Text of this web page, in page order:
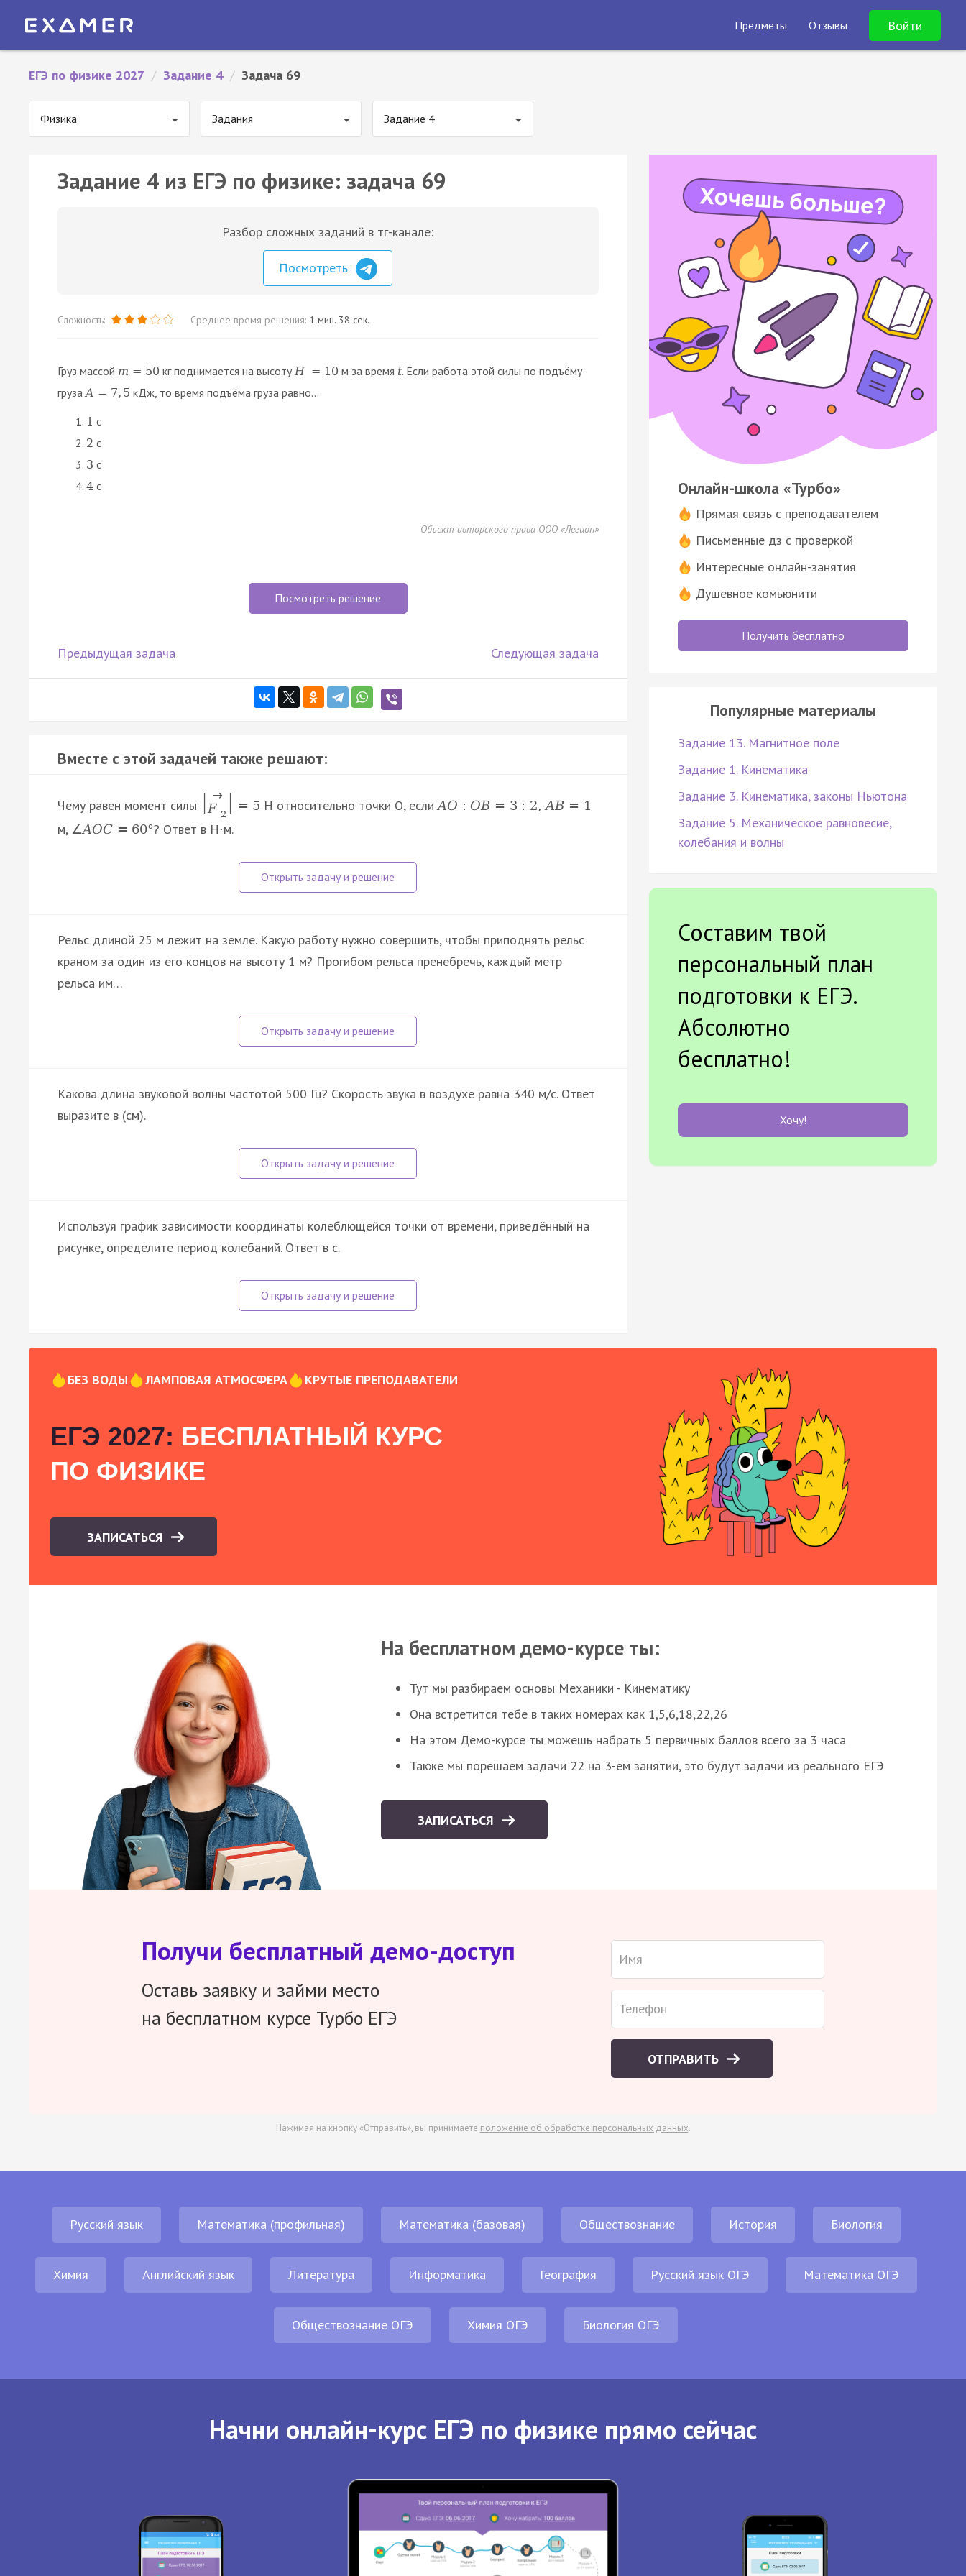
Предметы Отзывы Войти
ЕГЭ по физике 2027 / Задание 4 / Задача 69
Физика Задания Задание 4
Задание 4 из ЕГЭ по физике: задача 69
Разбор сложных заданий в тг-канале:
Посмотреть
Сложность: Среднее время решения: 1 мин. 38 сек.
Груз массой m = 50 кг поднимается на высоту H = 10 м за время t. Если работа этой силы по подъёму
груза A = 7, 5 кДж, то время подъёма груза равно...
1 c
2 c
3 c
4 c
Объект авторского права ООО «Легион»
Посмотреть решение
Предыдущая задача Следующая задача
Вместе с этой задачей также решают:
Чему равен момент силы
→
F 2
= 5 H относительно точки О, еслиAO : OB = 3 : 2, AB = 1
м, ∠AOC = 60°? Ответ в Н·м.
Рельс длиной 25 м лежит на земле. Какую работу нужно совершить, чтобы приподнять рельс
краном за один из его концов на высоту 1 м? Прогибом рельса пренебречь, каждый метр
рельса им…
Какова длина звуковой волны частотой 500 Гц? Скорость звука в воздухе равна 340 м/с. Ответ
выразите в (см).
Используя график зависимости координаты колеблющейся точки от времени, приведённый на
рисунке, определите период колебаний. Ответ в с.
Онлайн-школа «Турбо»
Прямая связь с преподавателем
Письменные дз с проверкой
Интересные онлайн-занятия
Душевное комьюнити
Получить бесплатно
Популярные материалы
Задание 13. Магнитное поле
Задание 1. Кинематика
Задание 3. Кинематика, законы Ньютона
Задание 5. Механическое равновесие,
колебания и волны
Составим твой
персональный план
подготовки к ЕГЭ.
Абсолютно
бесплатно!
Хочу!
БЕЗ ВОДЫ ЛАМПОВАЯ АТМОСФЕРА КРУТЫЕ ПРЕПОДАВАТЕЛИ
ЕГЭ 2027: БЕСПЛАТНЫЙ КУРС
ПО ФИЗИКЕ
ЗАПИСАТЬСЯ
На бесплатном демо-курсе ты:
Тут мы разбираем основы Механики - Кинематику
Она встретится тебе в таких номерах как 1,5,6,18,22,26
На этом Демо-курсе ты можешь набрать 5 первичных баллов всего за 3 часа
Также мы порешаем задачи 22 на 3-ем занятии, это будут задачи из реального ЕГЭ
ЗАПИСАТЬСЯ
Получи бесплатный демо-доступ
Оставь заявку и займи место
на бесплатном курсе Турбо ЕГЭ
ОТПРАВИТЬ
Нажимая на кнопку «Отправить», вы принимаете положение об обработке персональных данных.
Русский язык Математика (профильная) Математика (базовая) Обществознание История Биология
Химия Английский язык Литература Информатика География Русский язык ОГЭ Математика ОГЭ
Обществознание ОГЭ Химия ОГЭ Биология ОГЭ
Начни онлайн-курс ЕГЭ по физике прямо сейчас